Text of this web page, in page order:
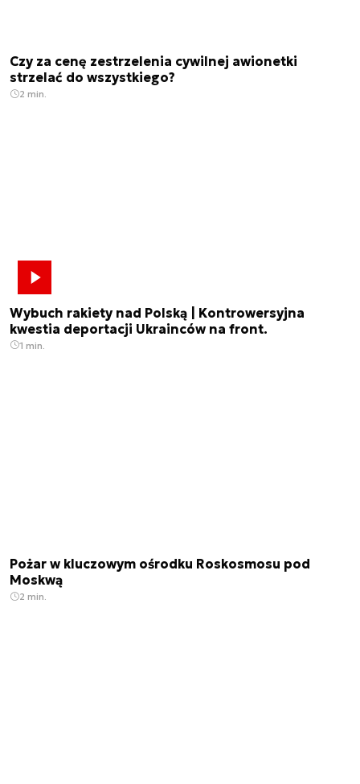
Czy za cenę zestrzelenia cywilnej awionetki
strzelać do wszystkiego?
2 min.
Wybuch rakiety nad Polską | Kontrowersyjna
kwestia deportacji Ukrainców na front.
1 min.
Pożar w kluczowym ośrodku Roskosmosu pod
Moskwą
2 min.